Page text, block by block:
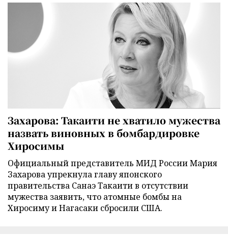
Захарова: Такаити не хватило мужества
назвать виновных в бомбардировке
Хиросимы
Официальный представитель МИД России Мария
Захарова упрекнула главу японского
правительства Санаэ Такаити в отсутствии
мужества заявить, что атомные бомбы на
Хиросиму и Нагасаки сбросили США.